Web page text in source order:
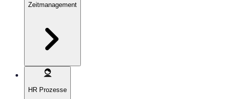
Zeitmanagement
HR Prozesse